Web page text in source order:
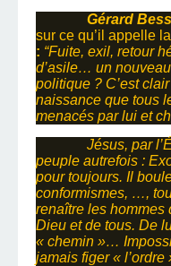
Gérard
sur ce qu’il appelle la
: “Fuite, exil, retour
d’asile… un
politique ? C’est
naissance que tous
menacés par lui et
Jésus, par
peuple autrefois :
pour toujours. Il
conformismes, …,
renaître les hommes
Dieu et de tous. De
« chemin »…
jamais figer «